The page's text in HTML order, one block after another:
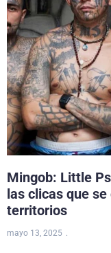
Mingob: Little
las clicas que
territorios
mayo 13, 2025